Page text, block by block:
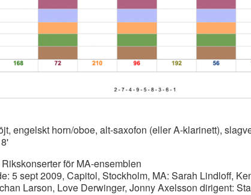
engelskt horn/oboe, alt-saxofon (eller A-klarinett),
för MA-ensemblen
5 sept 2009, Capitol, Stockholm, MA: Sarah Lindloff,
Larson, Love Derwinger, Jonny Axelsson dirigent: